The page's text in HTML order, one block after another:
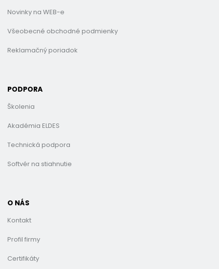
Novinky na WEB-e
Všeobecné obchodné podmienky
Reklamačný poriadok
PODPORA
Školenia
Akadémia ELDES
Technická podpora
Softvér na stiahnutie
O NÁS
Kontakt
Profil firmy
Certifikáty